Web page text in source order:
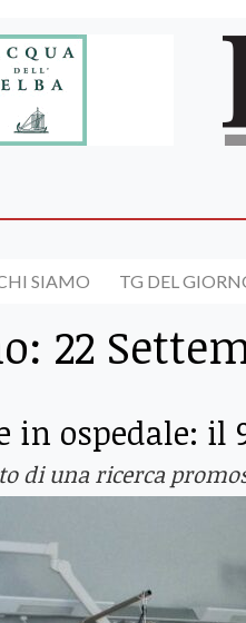
SIAMO TG DEL
22
in ospedale:
di una ricerca